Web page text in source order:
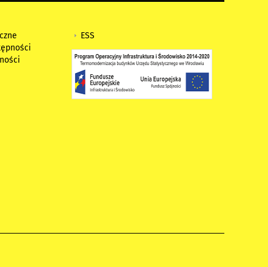
ESS